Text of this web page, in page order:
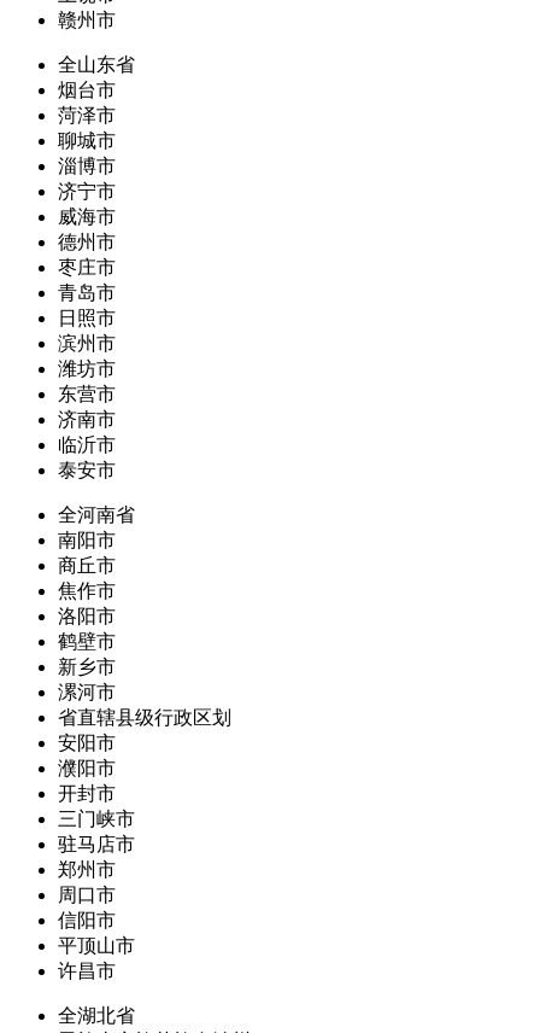
赣州市
全山东省
烟台市
菏泽市
聊城市
淄博市
济宁市
威海市
德州市
枣庄市
青岛市
日照市
滨州市
潍坊市
东营市
济南市
临沂市
泰安市
全河南省
南阳市
商丘市
焦作市
洛阳市
鹤壁市
新乡市
漯河市
省直辖县级行政区划
安阳市
濮阳市
开封市
三门峡市
驻马店市
郑州市
周口市
信阳市
平顶山市
许昌市
全湖北省